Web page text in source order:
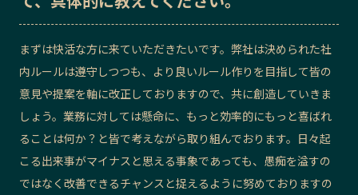
まずは快活な方に来ていただきたいです。弊社は決められた社
内ルールは遵守しつつも、より良いルール作りを目指して皆の
意見や提案を軸に改正しておりますので、共に創造していきま
しょう。業務に対しては懸命に、もっと効率的にもっと喜ばれ
ることは何か？と皆で考えながら取り組んでおります。日々起
こる出来事がマイナスと思える事象であっても、愚痴を溢すの
ではなく改善できるチャンスと捉えるように努めておりますの